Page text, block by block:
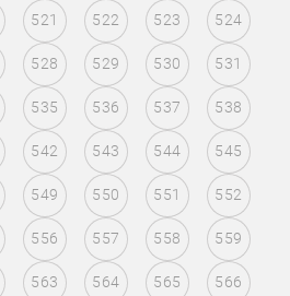
521 522 523 524
528 529 530 531
535 536 537 538
542 543 544 545
549 550 551 552
556 557 558 559
563 564 565 566